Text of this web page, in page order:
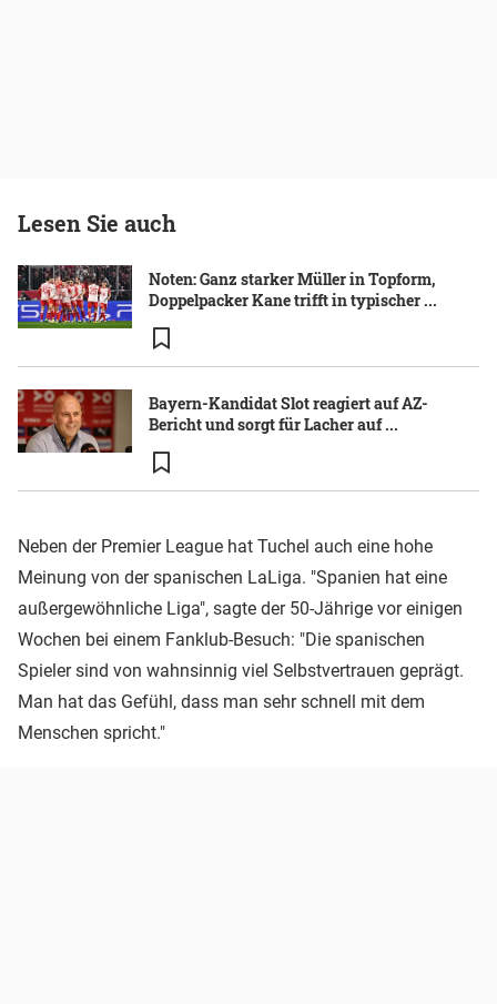
Lesen Sie auch
Noten: Ganz starker Müller in Topform,
Doppelpacker Kane trifft in typischer ...
Bayern-Kandidat Slot reagiert auf AZ-
Bericht und sorgt für Lacher auf ...
Neben der Premier League hat Tuchel auch eine hohe
Meinung von der spanischen LaLiga. "Spanien hat eine
außergewöhnliche Liga", sagte der 50-Jährige vor einigen
Wochen bei einem Fanklub-Besuch: "Die spanischen
Spieler sind von wahnsinnig viel Selbstvertrauen geprägt.
Man hat das Gefühl, dass man sehr schnell mit dem
Menschen spricht."